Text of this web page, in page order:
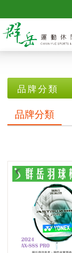
品牌分類
群岳自有品牌
YONEX 優乃克
MUELLER慕樂
品牌分類